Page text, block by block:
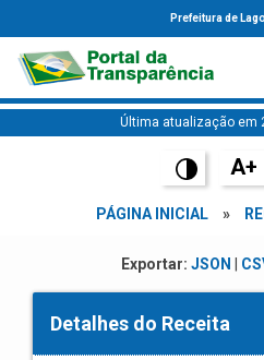
Prefeitura de
Última atualização em
A+
PÁGINA INICIAL »
Exportar: JSON
Detalhes do Receita